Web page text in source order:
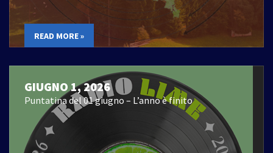
READ MORE »
GIUGNO 1, 2026
Puntatina del 01 giugno – L’anno è finito